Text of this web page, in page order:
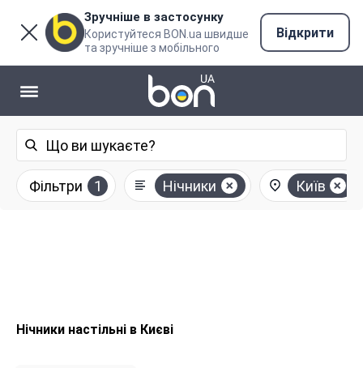
Зручніше в застосунку
Користуйтеся BON.ua швидше
та зручніше з мобільного
Відкрити
Фільтри 1 Нічники Київ
Нічники настільні в Києві